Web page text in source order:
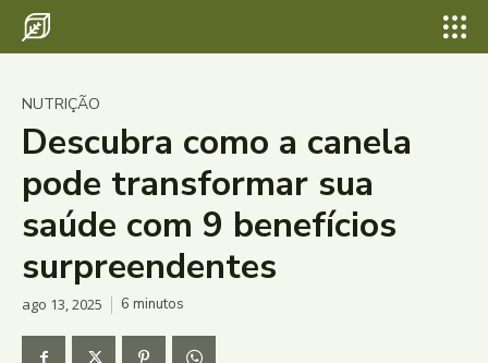
NUTRIÇÃO
Descubra como a canela
pode transformar sua
saúde com 9 benefícios
surpreendentes
ago 13, 2025 6 minutos